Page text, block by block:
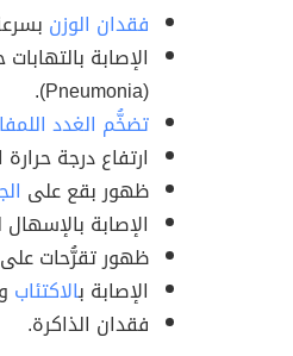
فقدان الوزن
الإصابة
(Pneumonia).
تضخُّم الغدد
ارتفاع درجة
ظهور بقع على
الإصابة
ظهور تقرُّحات على
الإصابة بالاكتئاب
فقدان الذاكرة.